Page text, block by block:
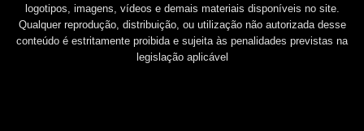
logotipos, imagens, vídeos e demais materiais disponíveis no site.
Qualquer reprodução, distribuição, ou utilização não autorizada desse
conteúdo é estritamente proibida e sujeita às penalidades previstas na
legislação aplicável